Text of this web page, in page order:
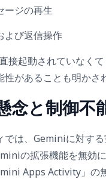
ージの再生
よび返信操作
接起動されていなく
があることも明かさ
念と制御不
では、Geminiに対す
の拡張機能を無効
Apps Activity」の